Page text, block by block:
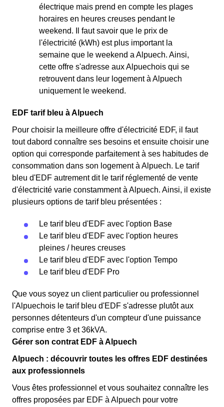
électrique mais prend en compte les plages
horaires en heures creuses pendant le
weekend. Il faut savoir que le prix de
l'électricité (kWh) est plus important la
semaine que le weekend a Alpuech. Ainsi,
cette offre s'adresse aux Alpuechois qui se
retrouvent dans leur logement à Alpuech
uniquement le weekend.
EDF tarif bleu à Alpuech
Pour choisir la meilleure offre d'électricité EDF, il faut
tout dabord connaître ses besoins et ensuite choisir une
option qui corresponde parfaitement à ses habitudes de
consommation dans son logement à Alpuech. Le tarif
bleu d'EDF autrement dit le tarif réglementé de vente
d'électricité varie constamment à Alpuech. Ainsi, il existe
plusieurs options de tarif bleu présentées :
Le tarif bleu d'EDF avec l'option Base
Le tarif bleu d'EDF avec l'option heures
pleines / heures creuses
Le tarif bleu d'EDF avec l'option Tempo
Le tarif bleu d'EDF Pro
Que vous soyez un client particulier ou professionnel
l'Alpuechois le tarif bleu d'EDF s'adresse plutôt aux
personnes détenteurs d'un compteur d'une puissance
comprise entre 3 et 36kVA.
Gérer son contrat EDF à Alpuech
Alpuech : découvrir toutes les offres EDF destinées
aux professionnels
Vous êtes professionnel et vous souhaitez connaître les
offres proposées par EDF à Alpuech pour votre